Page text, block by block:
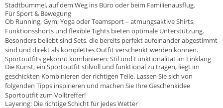
Stadtbummel, auf dem Weg ins Büro oder beim Familienausflug.
Für Sport & Bewegung
Ob Running, Gym, Yoga oder Teamsport – atmungsaktive Shirts,
Funktionsshorts und flexible Tights bieten optimale Unterstützung.
Besonders beliebt sind Sets, die bereits perfekt aufeinander abgestimmt
sind und direkt als komplettes Outfit verschenkt werden können.
Sportoutfits gekonnt kombinieren: Stil und Funktionalität im Einklang
Die Kunst, ein Sportoutfit stilvoll und funktional zu tragen, liegt im
geschickten Kombinieren der richtigen Teile. Lassen Sie sich von
folgenden Tipps inspirieren und machen Sie Ihre Geschenkidee
Sportoutfit zum Volltreffer!
Layering: Die richtige Schicht für jedes Wetter